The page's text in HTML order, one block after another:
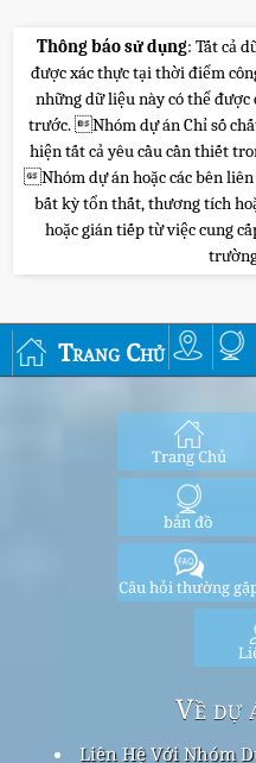
Thông báo sử dụng: Tất cả
được xác thực tại thời điểm
những dữ liệu này có thể được
trước. Nhóm dự án Chỉ số
hiện tất cả yêu cầu cần thiết
Nhóm dự án hoặc các bên liên
bất kỳ tổn thất, thương tích
hoặc gián tiếp từ việc cung
Trang Chủ
Trang Chủ
bản đồ
Câu hỏi thường
Về dự
Liên Hệ Với Nhóm